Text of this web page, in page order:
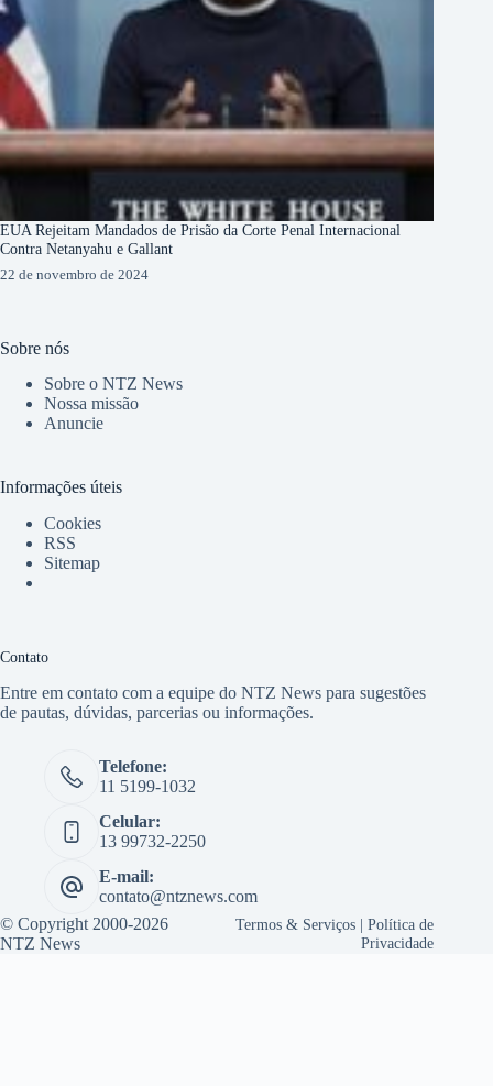
EUA Rejeitam Mandados de Prisão da Corte Penal Internacional
Contra Netanyahu e Gallant
22 de novembro de 2024
Sobre nós
Sobre o NTZ News
Nossa missão
Anuncie
Informações úteis
Cookies
RSS
Sitemap
Contato
Entre em contato com a equipe do NTZ News para sugestões
de pautas, dúvidas, parcerias ou informações.
Telefone:
11 5199-1032
Celular:
13 99732-2250
E-mail:
contato@ntznews.com
© Copyright 2000-2026
NTZ News
Termos & Serviços |Política de
Privacidade